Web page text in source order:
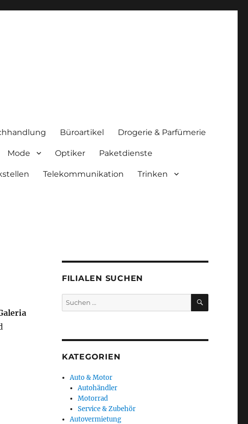
Büroartikel Drogerie & Parfümerie
Mode Optiker Paketdienste
Telekommunikation Trinken
FILIALEN SUCHEN
Suchen
nach:
SUCHEN
KATEGORIEN
Auto & Motor
Autohändler
Motorrad
Service & Zubehör
Autovermietung